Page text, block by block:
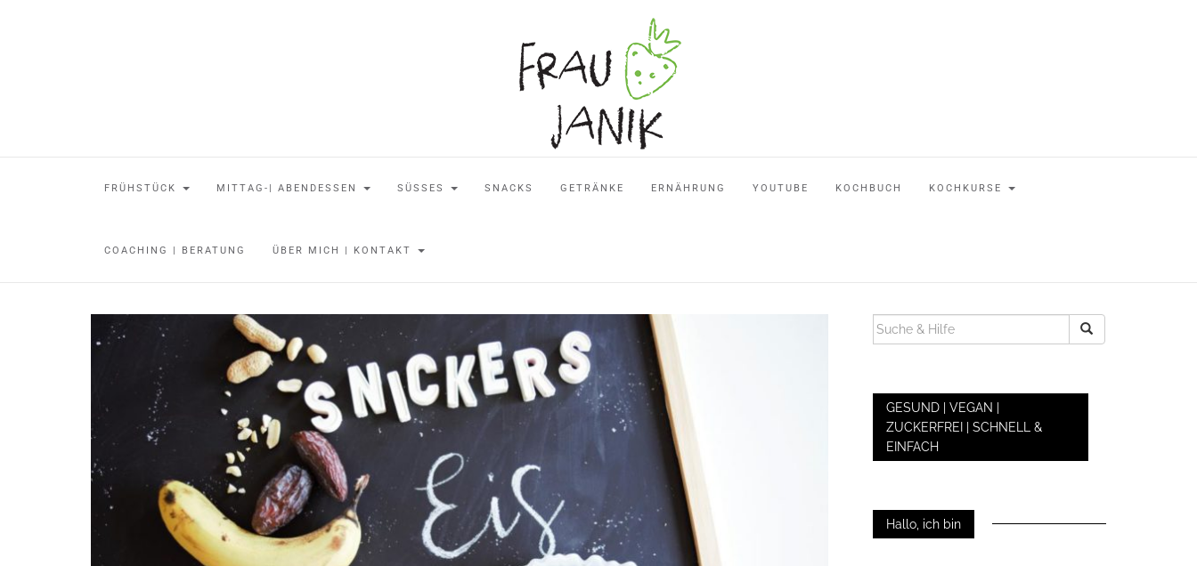
FRÜHSTÜCK MITTAG-| ABENDESSEN SÜSSES SNACKS GETRÄNKE ERNÄHRUNG YOUTUBE KOCHBUCH KOCHKURSE
COACHING | BERATUNG ÜBER MICH | KONTAKT
SUCHEN
NACH:
GESUND | VEGAN |
ZUCKERFREI | SCHNELL &
EINFACH
Hallo, ich bin